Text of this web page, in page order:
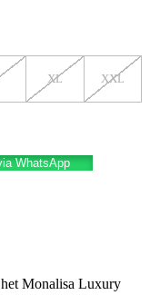
XL XXL
WhatsApp
Monalisa Luxury